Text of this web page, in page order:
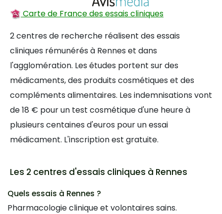
Carte de France des essais cliniques
2 centres de recherche réalisent des essais
cliniques rémunérés à Rennes et dans
l'agglomération. Les études portent sur des
médicaments, des produits cosmétiques et des
compléments alimentaires. Les indemnisations vont
de 18 € pour un test cosmétique d'une heure à
plusieurs centaines d'euros pour un essai
médicament. L'inscription est gratuite.
Les 2 centres d'essais cliniques à Rennes
Quels essais à Rennes ?
Pharmacologie clinique et volontaires sains.